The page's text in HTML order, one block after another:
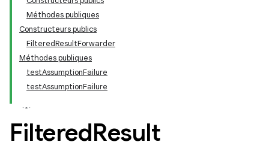
Méthodes publiques
Constructeurs publics
FilteredResultForwarder
Méthodes publiques
testAssumptionFailure
testAssumptionFailure
FilteredResult